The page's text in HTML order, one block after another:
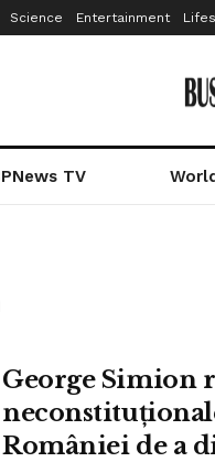
Science Entertainment
TV
George Simion
României de a